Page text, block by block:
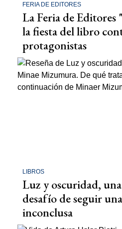
FERIA DE EDITORES
La Feria de Editores
la fiesta del libro
protagonistas
LIBROS
Luz y oscuridad,
desafío de seguir
inconclusa